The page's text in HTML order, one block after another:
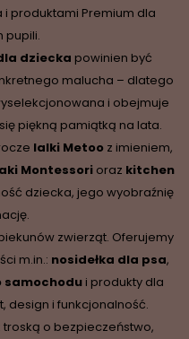
produktami Premium dla
pupili.
dziecka powinien być
malucha – dlatego
i obejmuje
piękną pamiątką na lata.
lalki Metoo z imieniem,
Montessorioraz kitchen
dziecka, jego wyobraźnię
zwierząt. Oferujemy
m.in.: nosidełka dla psa,
samochodui produkty dla
design i funkcjonalność.
o bezpieczeństwo,